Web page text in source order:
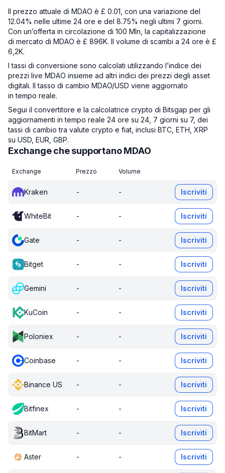
Il prezzo attuale di MDAO è £ 0.01, con una variazione del
12.04% nelle ultime 24 ore e del 8.75% negli ultimi 7 giorni.
Con un’offerta in circolazione di 100 Mln, la capitalizzazione
di mercato di MDAO è £ 896K. Il volume di scambi a 24 ore è £
6,2K.
I tassi di conversione sono calcolati utilizzando l’indice dei
prezzi live MDAO insieme ad altri indici dei prezzi degli asset
digitali. Il tasso di cambio MDAO/USD viene aggiornato
in tempo reale.
Segui il convertitore e la calcolatrice crypto di Bitsgap per gli
aggiornamenti in tempo reale 24 ore su 24, 7 giorni su 7, dei
tassi di cambio tra valute crypto e fiat, inclusi BTC, ETH, XRP
su USD, EUR, GBP.
Exchange che supportano MDAO
Exchange Prezzo Volume
Kraken - - Iscriviti
WhiteBit - - Iscriviti
Gate - - Iscriviti
Bitget - - Iscriviti
Gemini - - Iscriviti
KuCoin - - Iscriviti
Poloniex - - Iscriviti
Coinbase - - Iscriviti
Binance US - - Iscriviti
Bitfinex - - Iscriviti
BitMart - - Iscriviti
Aster - - Iscriviti